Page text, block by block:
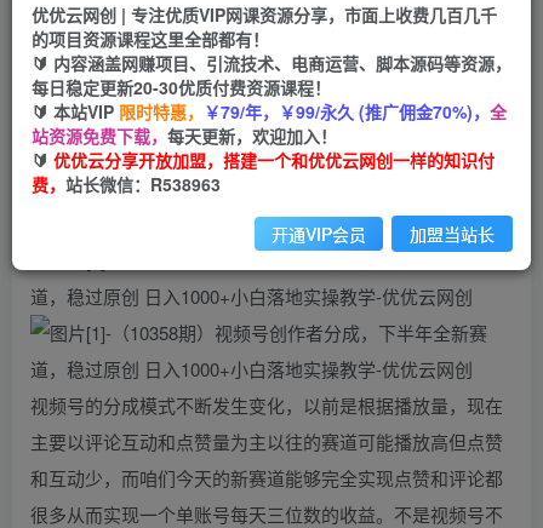
云币 9.9 云币99
会员免费
立即购买
您当前未登录！建议登陆后购买，可保存购买订单
视频号的分成模式不断发生变化，以前是根据播放量，现在
主要以评论互动和点赞量为主以往的赛道可能播放高但点赞
和互动少，而咱们今天的新赛道能够完全实现点赞和评论都
很多从而实现一个单账号每天三位数的收益。不是视频号不
优优云网创 | 专注优质VIP网课资源分享，市面上收费几百几千
的项目资源课程这里全部都有！
🔰 内容涵盖网赚项目、引流技术、电商运营、脚本源码等资源，
每日稳定更新20-30优质付费资源课程！
🔰 本站VIP 限时特惠， ￥79/年，￥99/永久 (推广佣金70%)， 全
站资源免费下载， 每天更新，欢迎加入！
🔰 优优云分享开放加盟，搭建一个和优优云网创一样的知识付
费， 站长微信：R538963
开通VIP会员 加盟当站长